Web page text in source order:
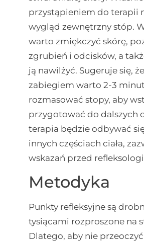
przystąpieniem do terapii
wygląd zewnętrzny stóp.
warto zmiękczyć skórę,
zgrubień i odcisków, a
ją nawilżyć. Sugeruje się,
zabiegiem warto 2-3
rozmasować stopy, aby
przygotować do dalszych
terapia będzie odbywać
innych częściach ciała,
wskazań przed
Metodyka
Punkty refleksyjne są
tysiącami rozproszone na
Dlatego, aby nie